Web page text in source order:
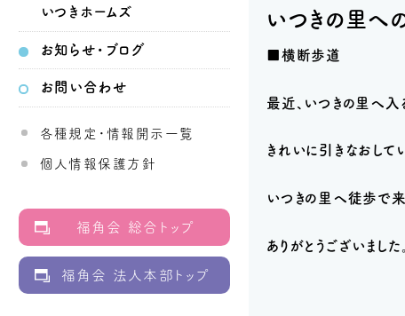
いつきホームズ
お知らせ・ブログ
お問い合わせ
各種規定・情報開示一覧
個人情報保護方針
福角会 総合トップ
福角会 法人本部トップ
いつきの里へ
■横断歩道
最近、いつきの里へ入
きれいに引きなおして
いつきの里へ徒歩で来
ありがとうございました。